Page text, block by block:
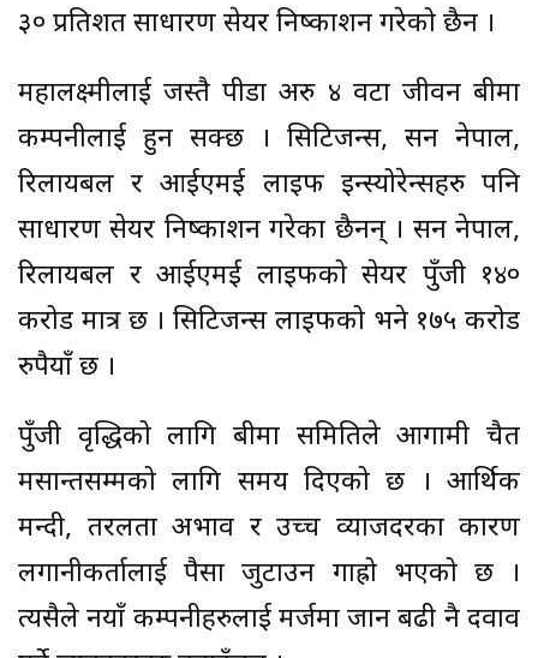
३० प्रतिशत साधारण सेयर निष्काशन गरेको छैन ।
महालक्ष्मीलाई जस्तै पीडा अरु ४ वटा जीवन बीमा
कम्पनीलाई हुन सक्छ । सिटिजन्स, सन नेपाल,
रिलायबल र आईएमई लाइफ इन्स्योरेन्सहरु पनि
साधारण सेयर निष्काशन गरेका छैनन् । सन नेपाल,
रिलायबल र आईएमई लाइफको सेयर पुँजी १४०
करोड मात्र छ । सिटिजन्स लाइफको भने १७५ करोड
रुपैयाँ छ ।
पुँजी वृद्धिको लागि बीमा समितिले आगामी चैत
मसान्तसम्मको लागि समय दिएको छ । आर्थिक
मन्दी, तरलता अभाव र उच्च व्याजदरका कारण
लगानीकर्तालाई पैसा जुटाउन गाह्रो भएको छ ।
त्यसैले नयाँ कम्पनीहरुलाई मर्जमा जान बढी नै दवाव